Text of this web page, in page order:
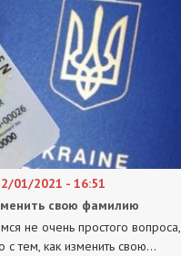
01/2021 - 16:51
свою фамилию
не очень простого вопроса,
с тем, как изменить свою...